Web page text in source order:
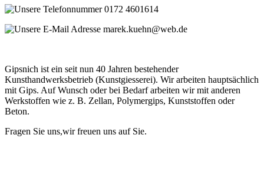
0172 4601614
marek.kuehn@web.de
Gipsnich ist ein seit nun 40 Jahren bestehender
Kunsthandwerksbetrieb (Kunstgiesserei). Wir arbeiten hauptsächlich
mit Gips. Auf Wunsch oder bei Bedarf arbeiten wir mit anderen
Werkstoffen wie z. B. Zellan, Polymergips, Kunststoffen oder
Beton.
Fragen Sie uns,wir freuen uns auf Sie.